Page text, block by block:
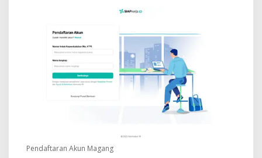
Pendaftaran Akun Magang